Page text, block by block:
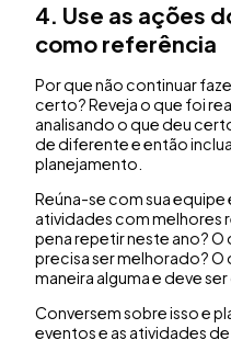
4. Use as ações
como referência
Por que não continuar
certo? Reveja o que foi
analisando o que deu
de diferente e então
planejamento.
Reúna-se com sua equipe
atividades com melhores
pena repetir neste ano?
precisa ser melhorado?
maneira alguma e deve
Conversem sobre isso e
eventos e as atividades